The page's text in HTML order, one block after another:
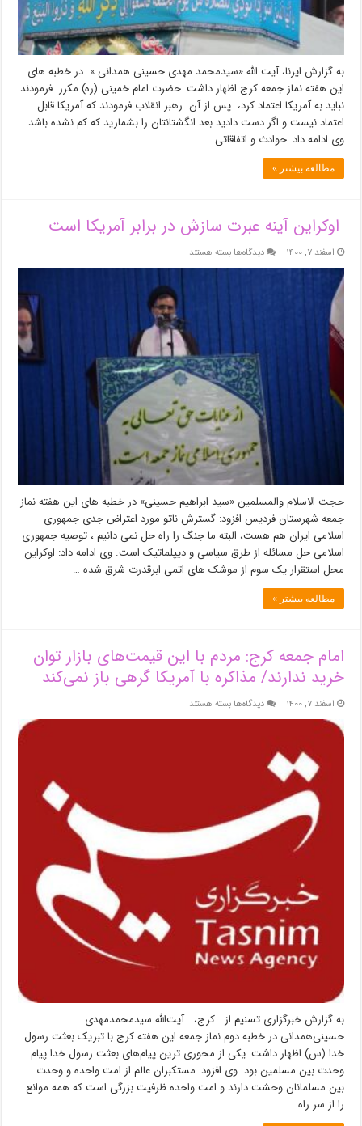
به گزارش ایرنا، آیت الله «سیدمحمد مهدی حسینی همدانی » در خطبه های
این هفته نماز جمعه کرج اظهار داشت: حضرت امام خمینی (ره) مکرر فرمودند
نباید به آمریکا اعتماد کرد، پس از آن رهبر انقلاب فرمودند که آمریکا قابل
اعتماد نیست و اگر دست دادید بعد انگشتانتان را بشمارید که کم نشده باشد.
وی ادامه داد: حوادث و اتفاقاتی …
مطالعه بیشتر »
اوکراین آینه عبرت سازش در برابر آمریکا است
اسفند ۷, ۱۴۰۰ دیدگاه‌هابرای
اوکراین
آمریکا
است
بسته هستند
حجت الاسلام والمسلمین «سید ابراهیم حسینی» در خطبه های این هفته نماز
جمعه شهرستان فردیس افزود: گسترش ناتو مورد اعتراض جدی جمهوری
اسلامی ایران هم هست، البته ما جنگ را راه حل نمی دانیم ، توصیه جمهوری
اسلامی حل مسائله از طرق سیاسی و دیپلماتیک است. وی ادامه داد: اوکراین
محل استقرار یک سوم از موشک های اتمی ابرقدرت شرق شده …
مطالعه بیشتر »
امام جمعه کرج: مردم با این قیمت‌های بازار توان
خرید ندارند/ مذاکره با آمریکا گرهی باز نمی‌کند
اسفند ۷, ۱۴۰۰ دیدگاه‌هابرای
امام
بازار
خرید
با
آمریکا
گرهی
باز
نمی‌کند
بسته هستند
به گزارش خبرگزاری تسنیم از کرج، آیت‌الله سیدمحمدمهدی
حسینی‌همدانی در خطبه دوم نماز جمعه این هفته کرج با تبریک بعثت رسول
خدا (س) اظهار داشت: یکی از محوری ترین پیام‌های بعثت رسول خدا پیام
وحدت بین مسلمین بود. وی افزود: مستکبران عالم از امت واحده و وحدت
بین مسلمانان وحشت دارند و امت واحده ظرفیت بزرگی است که همه موانع
را از سر راه …